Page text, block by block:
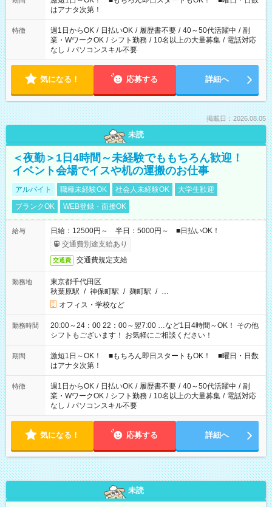
はアナタ次第！
特徴 週1日からOK / 日払いOK / 履歴書不要 / 40～50代活躍中 / 副
業・WワークOK / シフト勤務 / 10名以上の大量募集 / 電話対応
なし / パソコンスキル不要
気になる！ 応募する 詳細へ
掲載日：2026.08.05
未読
＜夜勤＞1日4時間～未経験でももちろん歓迎！
イベント会場でイスや机の運搬のお仕事
アルバイト 職種未経験OK 社会人未経験OK
大学生歓迎
ブランクOK
WEB登録・面接OK
給与
日給：12500円～ 半日：5000円～ ■日払いOK！
交通費別途支給あり
交通費 交通費規定支給
勤務地
東京都千代田区
秋葉原駅 / 神保町駅 / 麹町駅 / …
オフィス・学校など
勤務時間
20:00～24：00 22：00～翌7:00 …など1日4時間～OK！ その他
シフトもございます！ お気軽にご相談ください！
期間
激短1日～OK！ ■もちろん即日スタートもOK！ ■曜日・日数
はアナタ次第！
特徴 週1日からOK / 日払いOK / 履歴書不要 / 40～50代活躍中 / 副
業・WワークOK / シフト勤務 / 10名以上の大量募集 / 電話対応
なし / パソコンスキル不要
気になる！ 応募する 詳細へ
未読